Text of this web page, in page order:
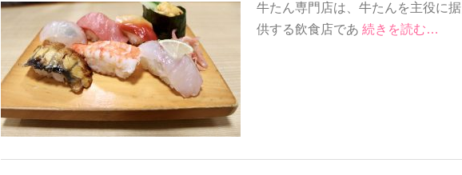
牛たん専門店は、牛たんを主役に
供する飲食店であ続きを読む…